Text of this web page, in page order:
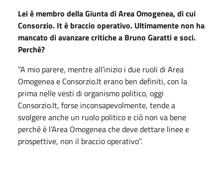
Lei è membro della Giunta di Area Omogenea, di cui
Consorzio. It è braccio operativo. Ultimamente non ha
mancato di avanzare critiche a Bruno Garatti e soci.
Perché?
“A mio parere, mentre all’inizio i due ruoli di Area
Omogenea e Consorzio.It erano ben definiti, con la
prima nelle vesti di organismo politico, oggi
Consorzio.It, forse inconsapevolmente, tende a
svolgere anche un ruolo politico e ciò non va bene
perché è l’Area Omogenea che deve dettare linee e
prospettive, non il braccio operativo”.